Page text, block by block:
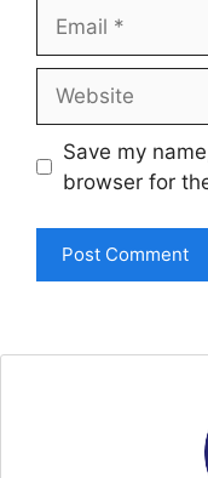
Save my
browser for